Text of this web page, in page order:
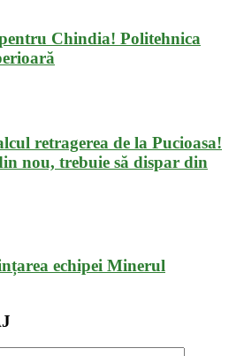
Chindia! Politehnica
retragerea de la Pucioasa!
nou, trebuie să dispar din
echipei Minerul